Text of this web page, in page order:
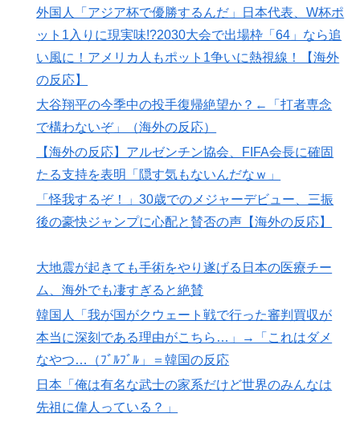
事態に
▶ 日本「俺は有名な武士の家系だけど世界のみんなは先祖
に偉人っている？」
▶ 韓国人「過去のW杯で韓国代表がドーピング検査をすり
抜けるように注射していたものがこちら…」→「恥ずか
しい…（ﾌﾞﾙﾌﾞﾙ」＝韓国の反応
外国人「アジア杯で優勝するんだ」日本代表、W杯ポ
ット1入りに現実味!?2030大会で出場枠「64」なら追
い風に！アメリカ人もポット1争いに熱視線！【海外
の反応】
大谷翔平の今季中の投手復帰絶望か？←「打者専念
で構わないぞ」（海外の反応）
【海外の反応】アルゼンチン協会、FIFA会長に確固
たる支持を表明「隠す気もないんだなｗ」
「怪我するぞ！」30歳でのメジャーデビュー、三振
後の豪快ジャンプに心配と賛否の声【海外の反応】
大地震が起きても手術をやり遂げる日本の医療チー
ム、海外でも凄すぎると絶賛
韓国人「我が国がクウェート戦で行った審判買収が
本当に深刻である理由がこちら…」→「これはダメ
なやつ…（ﾌﾞﾙﾌﾞﾙ」＝韓国の反応
日本「俺は有名な武士の家系だけど世界のみんなは
先祖に偉人っている？」